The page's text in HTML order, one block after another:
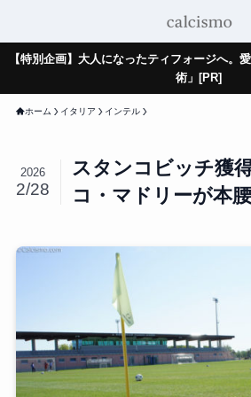
【特別企画】大人になったティフォージへ。
術」[PR]
ホーム イタリア インテル
スタンコビッチ獲
コ・マドリーが本
2026
2/28